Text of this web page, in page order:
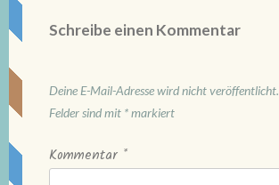
Schreibe einen Kommentar
Deine E-Mail-Adresse wird nicht veröffentlicht.
Felder sind mit *markiert
Kommentar *